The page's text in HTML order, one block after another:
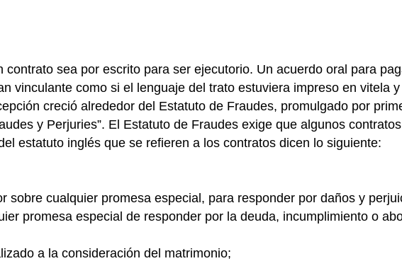
sea por escrito para ser ejecutorio. Un acuerdo oral para
vinculante como si el lenguaje del trato estuviera impreso en vitela
creció alrededor del Estatuto de Fraudes, promulgado por
y Perjuries”. El Estatuto de Fraudes exige que algunos
estatuto inglés que se refieren a los contratos dicen lo siguiente:
sobre cualquier promesa especial, para responder por daños y
promesa especial de responder por la deuda, incumplimiento o
a la consideración del matrimonio;